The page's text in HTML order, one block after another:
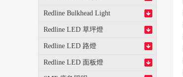
Redline Bulkhead Light
Redline LED 草坪燈
Redline LED 路燈
Redline LED 面板燈